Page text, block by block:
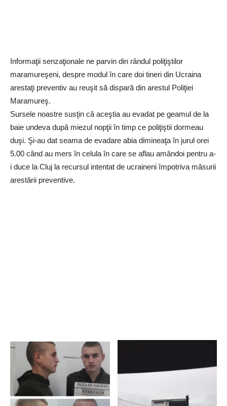
Informaţii senzaţionale ne parvin din rândul poliţiştilor
maramureşeni, despre modul în care doi tineri din Ucraina
arestaţi preventiv au reuşit să dispară din arestul Poliţiei
Maramureş.
Sursele noastre susţin că aceştia au evadat pe geamul de la
baie undeva după miezul nopţii în timp ce poliţiştii dormeau
duşi. Şi-au dat seama de evadare abia dimineaţa în jurul orei
5.00 când au mers în celula în care se aflau amândoi pentru a-
i duce la Cluj la recursul intentat de ucraineni împotriva măsurii
arestării preventive.